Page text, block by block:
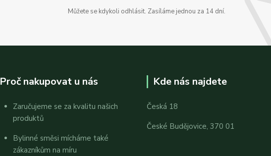
Můžete se kdykoli odhlásit. Zasíláme jednou za 14 dní.
Proč nakupovat u nás
Zaručujeme se za kvalitu našich
produktů
Bylinné směsi mícháme také
zákazníkům na míru
Kde nás najdete
Česká 18
České Budějovice, 370 01